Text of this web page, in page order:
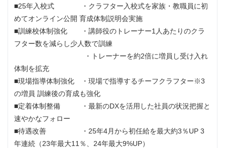
■25年入校式 ・クラフター入校式を家族・教職員に初
めてオンライン公開 育成体制説明会実施
■訓練校体制強化 ・講師役のトレーナー1人あたりのクラ
フター数を減らし少人数で訓練
・トレーナーを約2倍に増員し受け入れ
体制を拡充
■現場指導体制強化 ・現場で指導するチーフクラフター※3
の増員 訓練後の育成も強化
■定着体制整備 ・最新のDXを活用した社員の状況把握と
速やかなフォロー
■待遇改善 ・25年4月から初任給を最大約3％UP 3
年連続（23年最大11％、24年最大9%UP）